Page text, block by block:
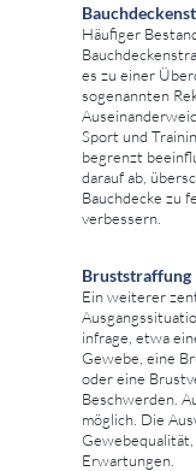
Häufiger
es zu einer
sogenannten
Sport und
begrenzt
darauf ab,
Bauchdecke zu
verbessern.
Bruststraffung
Ein weiterer
infrage, etwa
Gewebe, eine
oder eine
Beschwerden.
möglich. Die
Erwartungen.